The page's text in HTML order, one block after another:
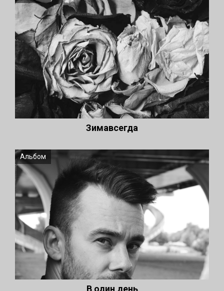
Зимавсегда
Альбом
В один день